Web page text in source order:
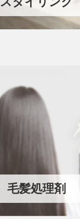
毛髪処理剤